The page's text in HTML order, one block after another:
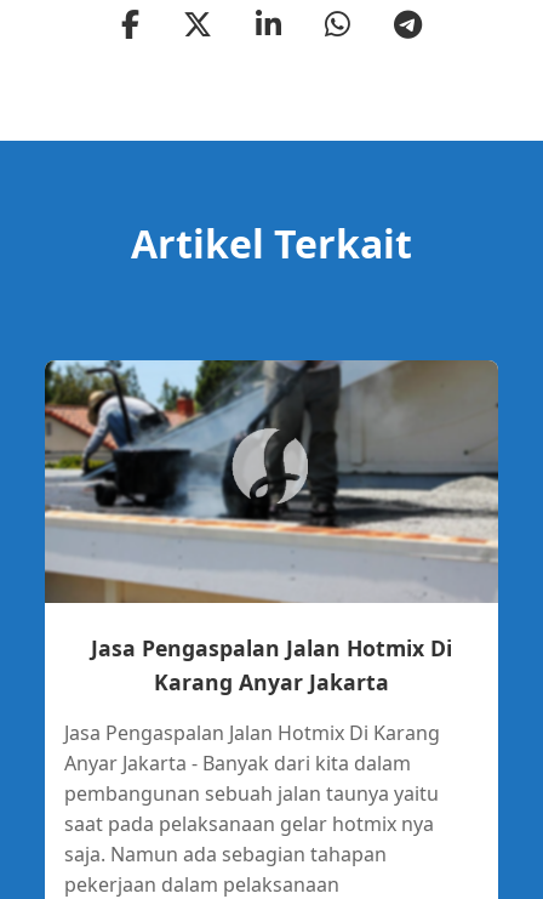
Artikel Terkait
Jasa Pengaspalan Jalan Hotmix Di
Karang Anyar Jakarta
Jasa Pengaspalan Jalan Hotmix Di Karang
Anyar Jakarta - Banyak dari kita dalam
pembangunan sebuah jalan taunya yaitu
saat pada pelaksanaan gelar hotmix nya
saja. Namun ada sebagian tahapan
pekerjaan dalam pelaksanaan